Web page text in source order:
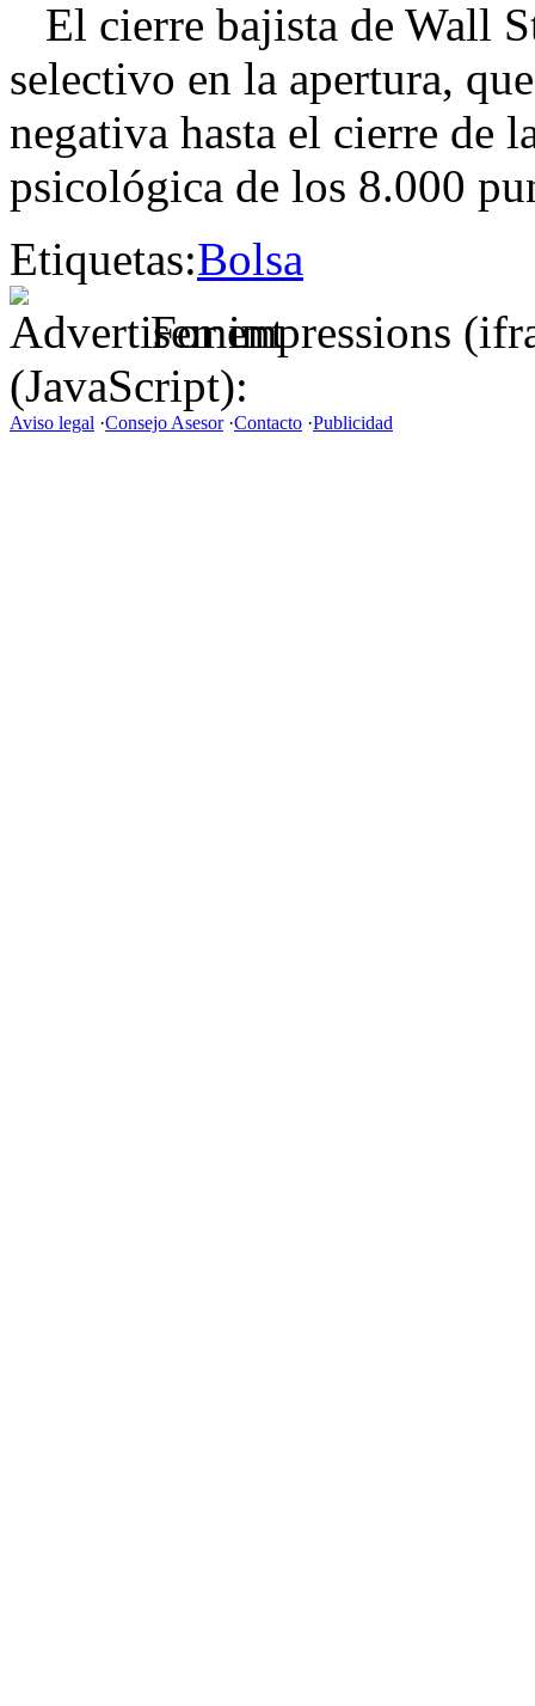
El cierre bajista de Wall
selectivo en la apertura,
negativa hasta el cierre de
psicológica de los 8.000
Etiquetas:Bolsa
For impressions
(JavaScript):
Aviso legal ·Consejo Asesor·Contacto ·Publicidad